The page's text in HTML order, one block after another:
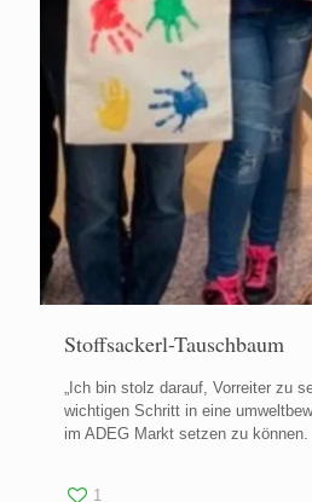
Stoffsackerl-Tauschbaum
„Ich bin stolz darauf, Vorreiter zu
wichtigen Schritt in eine
im ADEG Markt setzen zu können.
1